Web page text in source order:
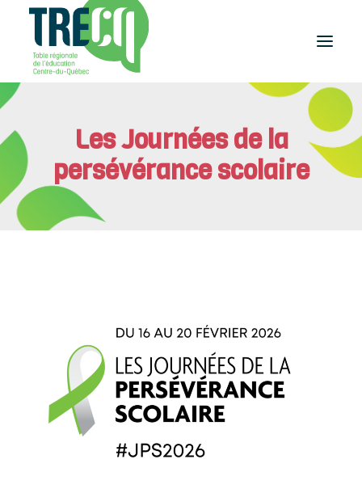
éducative
Lecture
Plaisir de lire
Événements
et activités
Accueil
À propos
Nouvelles
Les Journées de la
persévérance scolaire